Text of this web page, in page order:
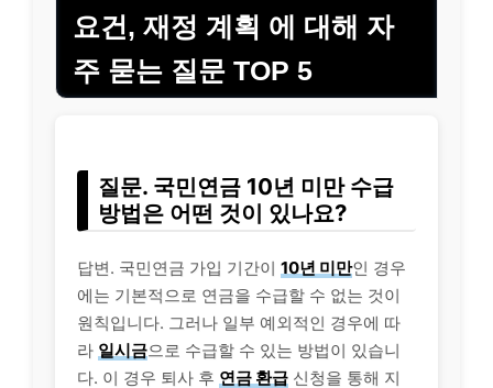
요건, 재정 계획 에 대해 자
주 묻는 질문 TOP 5
질문. 국민연금 10년 미만 수급
방법은 어떤 것이 있나요?
답변. 국민연금 가입 기간이 10년 미만인 경우
에는 기본적으로 연금을 수급할 수 없는 것이
원칙입니다. 그러나 일부 예외적인 경우에 따
라 일시금으로 수급할 수 있는 방법이 있습니
다. 이 경우 퇴사 후 연금 환급 신청을 통해 지